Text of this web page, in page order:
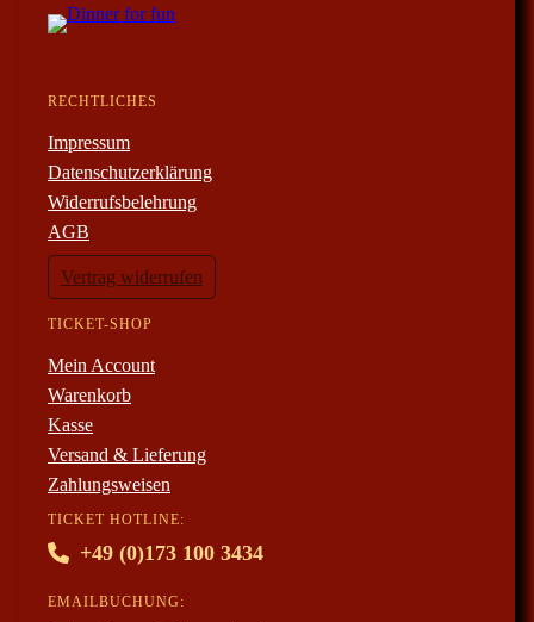
RECHTLICHES
Impressum
Datenschutzerklärung
Widerrufsbelehrung
AGB
Vertrag widerrufen
TICKET-SHOP
Mein Account
Warenkorb
Kasse
Versand & Lieferung
Zahlungsweisen
TICKET HOTLINE:
+49 (0)173 100 3434
EMAILBUCHUNG: